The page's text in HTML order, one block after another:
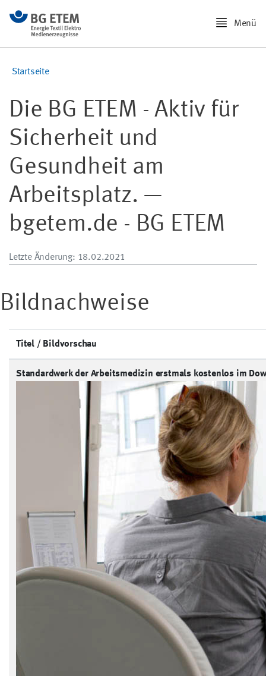
Menü
Startseite
Die BG ETEM - Aktiv für
Sicherheit und
Gesundheit am
Arbeitsplatz. —
bgetem.de - BG ETEM
Letzte Änderung: 18.02.2021
Bildnachweise
Titel / Bildvorschau
Standardwerk der Arbeitsmedizin erstmals kostenlos im